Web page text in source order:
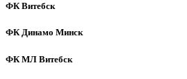
ФК Витебск
ФК Динамо Минск
ФК МЛ Витебск